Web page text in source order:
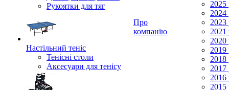
Рукоятки для тяг
Настільний теніс
Тенісні столи
Аксесуари для тенісу
Про
компанію
2025
2024
2023
2021
2020
2019
2018
2017
2016
2015